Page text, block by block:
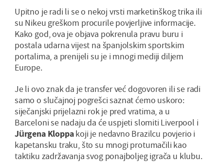
Upitno je radi li se o nekoj vrsti marketinškog trika ili
su Nikeu greškom procurile povjerljive informacije.
Kako god, ova je objava pokrenula pravu buru i
postala udarna vijest na španjolskim sportskim
portalima, a prenijeli su je i mnogi mediji diljem
Europe.
Je li ovo znak da je transfer već dogovoren ili se radi
samo o slučajnoj pogrešci saznat ćemo uskoro:
siječanjski prijelazni rok je pred vratima, a u
Barceloni se nadaju da će uspjeti slomiti Liverpool i
Jürgena Kloppakoji je nedavno Brazilcu povjerio i
kapetansku traku, što su mnogi protumačili kao
taktiku zadržavanja svog ponajboljeg igrača u klubu.